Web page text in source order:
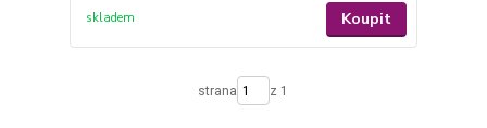
skladem Koupit
strana z 1